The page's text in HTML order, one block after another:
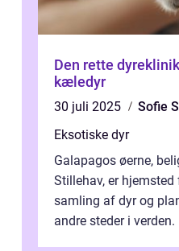
Den rette
kæledyr
30 juli 2025
Sofie
Eksotiske dyr
Galapagos øerne,
Stillehav, er
samling af dyr og
andre steder i